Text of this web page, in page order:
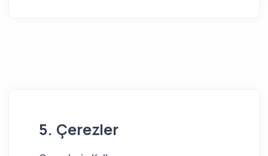
5. Çerezler